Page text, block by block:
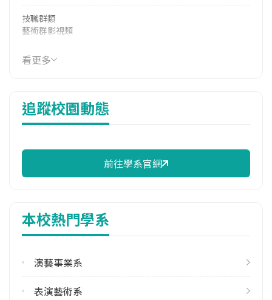
技職群類
藝術群影視類
114年學費
38,055 元/學期
9,479 元/學期
114年註冊率
113學年度上學期
113學年度下學期
2
學系電話
看更多
追蹤校園動態
前往學系官網
本校熱門學系
演藝事業系
表演藝術系